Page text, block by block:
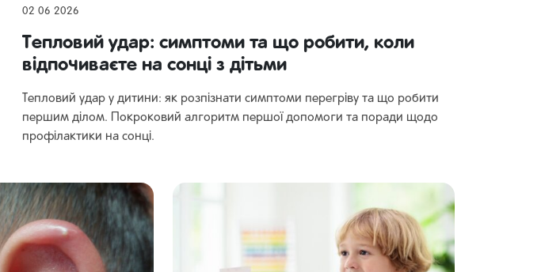
02 06 2026
Тепловий удар: симптоми та що робити, коли
відпочиваєте на сонці з дітьми
Тепловий удар у дитини: як розпізнати симптоми перегріву та що робити
першим ділом. Покроковий алгоритм першої допомоги та поради щодо
профілактики на сонці.